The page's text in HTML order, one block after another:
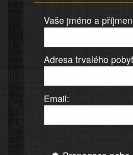
Vaše jméno a
Adresa trvalého
Email: